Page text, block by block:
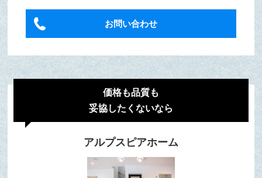
価格も品質も
妥協したくないなら
アルプスピアホーム
お問い合わせ